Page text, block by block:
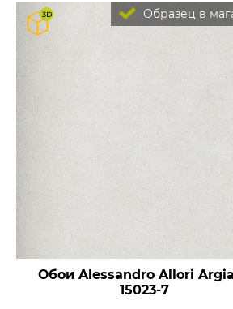
Образец в
Обои Alessandro Allori
15023-7